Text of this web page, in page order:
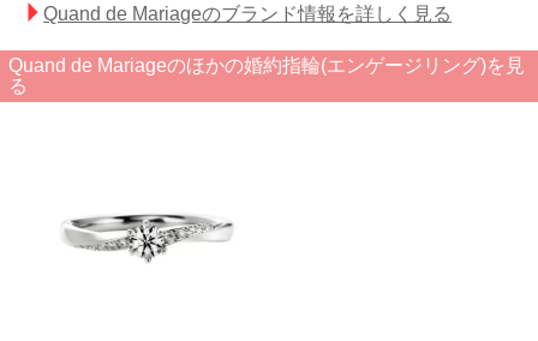
Quand de Mariageのブランド情報を詳しく見る
Quand de Mariageのほかの婚約指輪(エンゲージリング)を見
る